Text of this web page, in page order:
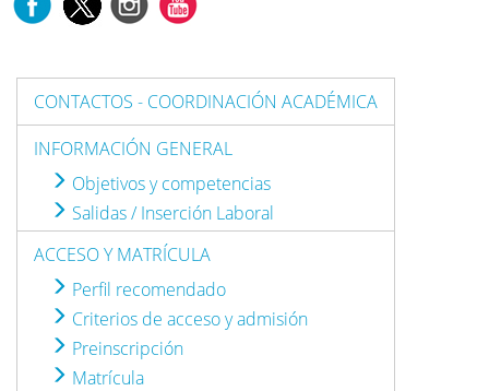
CONTACTOS - COORDINACIÓN ACADÉMICA
INFORMACIÓN GENERAL
Objetivos y competencias
Salidas / Inserción Laboral
ACCESO Y MATRÍCULA
Perfil recomendado
Criterios de acceso y admisión
Preinscripción
Matrícula